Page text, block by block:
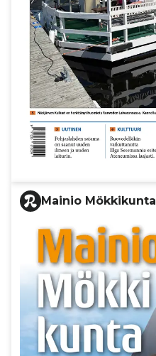
Mainio Mökkikunta